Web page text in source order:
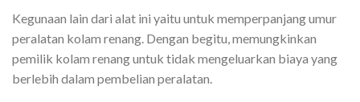
Kegunaan lain dari alat ini yaitu untuk memperpanjang umur
peralatan kolam renang. Dengan begitu, memungkinkan
pemilik kolam renang untuk tidak mengeluarkan biaya yang
berlebih dalam pembelian peralatan.